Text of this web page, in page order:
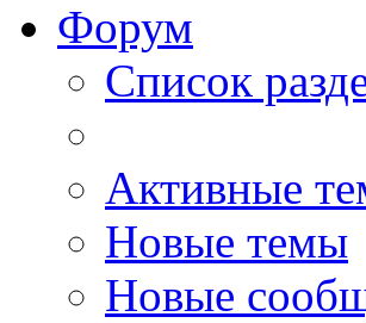
Форум
Список
Активные
Новые темы
Новые